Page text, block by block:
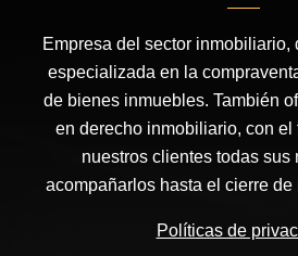
Empresa del sector inmobiliario,
especializada en la
de bienes inmuebles. También
en derecho inmobiliario, con el
nuestros clientes todas sus
acompañarlos hasta el cierre
Políticas de